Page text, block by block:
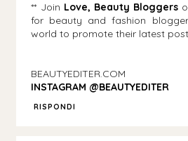
** Join Love, Beauty Bloggers
for beauty and fashion
world to promote their latest
BEAUTYEDITER.COM
INSTAGRAM @BEAUTYEDITER
RISPONDI